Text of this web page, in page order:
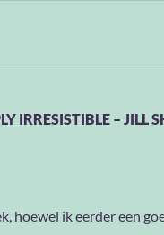
IRRESISTIBLE – JILL
hoewel ik eerder een